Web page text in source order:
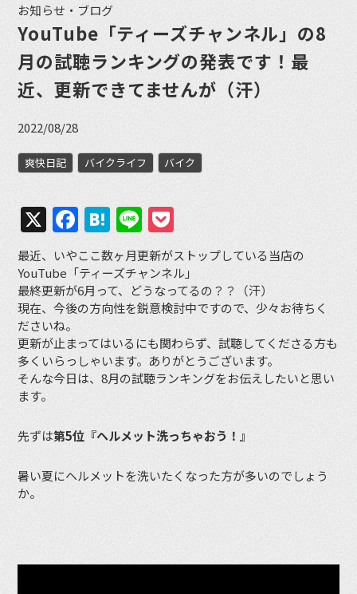
お知らせ・ブログ
YouTube「ティーズチャンネル」の8
月の試聴ランキングの発表です！最
近、更新できてませんが（汗）
2022/08/28
爽快日記 バイクライフ バイク
X Facebook
Hatena
Line
最近、いやここ数ヶ月更新がストップしている当店の
YouTube「ティーズチャンネル」
最終更新が6月って、どうなってるの？？（汗）
現在、今後の方向性を鋭意検討中ですので、少々お待ちく
ださいね。
更新が止まってはいるにも関わらず、試聴してくださる方も
多くいらっしゃいます。ありがとうございます。
そんな今日は、8月の試聴ランキングをお伝えしたいと思い
ます。
先ずは第5位『ヘルメット洗っちゃおう！』
暑い夏にヘルメットを洗いたくなった方が多いのでしょう
か。